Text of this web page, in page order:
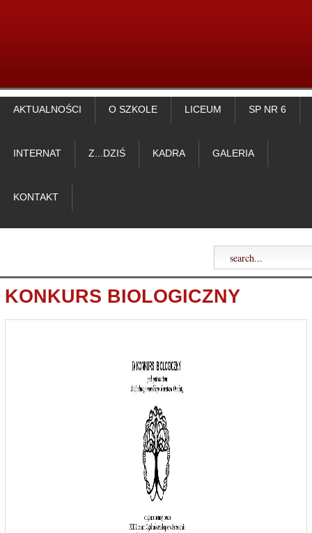
AKTUALNOŚCI O SZKOLE LICEUM SP NR 6
INTERNAT Z...DZIŚ KADRA GALERIA
KONTAKT
KONKURS BIOLOGICZNY